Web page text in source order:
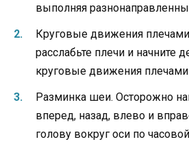
выполняя
Круговые движения
расслабьте плечи и начните
круговые движения
Разминка шеи. Осторожно
вперед, назад, влево и
голову вокруг оси по